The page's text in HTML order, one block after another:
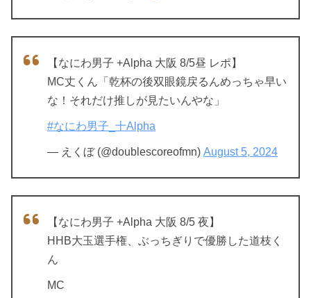
【なにわ男子 +Alpha 大阪 8/5昼 レポ】
MC丈くん「乾杯の後双眼鏡戻るんめっちゃ早い
な！それだけ推しが見たいんやな」
#なにわ男子_十Alpha
— えくぼ (@doublescoreofmn) August 5, 2024
【なにわ男子 +Alpha 大阪 8/5 夜】
HHB大玉選手権、ぶっちぎりで優勝した道枝く
ん
MC